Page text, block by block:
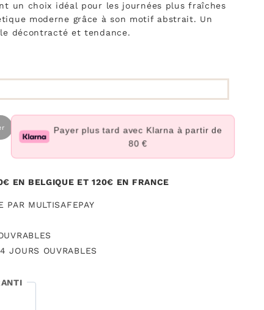
un choix idéal pour les journées plus fraîches
moderne grâce à son motif abstrait. Un
décontracté et tendance.
Payer plus tard avec Klarna à partir de
80 €
EN BELGIQUE ET 120€ EN FRANCE
PAR MULTISAFEPAY
JOURS OUVRABLES